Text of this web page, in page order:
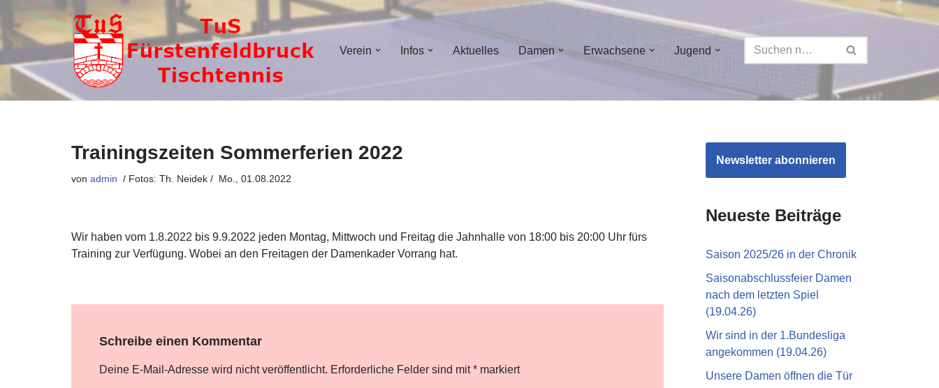
Zum
springen
Verein Infos Aktuelles Damen Erwachsene Jugend
Trainingszeiten Sommerferien 2022
von admin Mo., 01.08.2022
Wir haben vom 1.8.2022 bis 9.9.2022 jeden Montag, Mittwoch und Freitag die Jahnhalle von 18:00 bis 20:00 Uhr fürs
Training zur Verfügung. Wobei an den Freitagen der Damenkader Vorrang hat.
Schreibe einen Kommentar
Deine E-Mail-Adresse wird nicht veröffentlicht. Erforderliche Felder sind mit* markiert
Newsletter abonnieren
Neueste Beiträge
Saison 2025/26 in der Chronik
Saisonabschlussfeier Damen
nach dem letzten Spiel
(19.04.26)
Wir sind in der 1.Bundesliga
angekommen (19.04.26)
Unsere Damen öffnen die Tür